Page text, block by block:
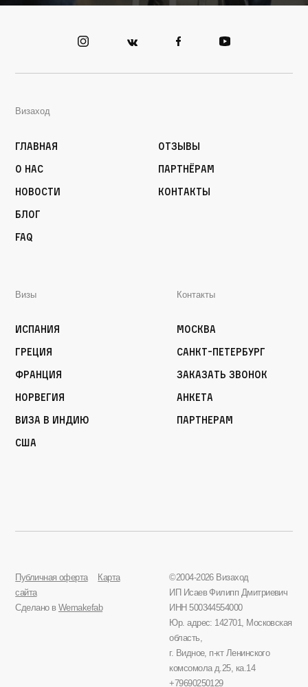
Визаход
Главная
О нас
Новости
Блог
FAQ
Отзывы
Партнёрам
Контакты
Визы
Испания
Греция
Франция
Норвегия
Виза в Индию
США
Контакты
Москва
Санкт-Петербург
Заказать звонок
Анкета
Партнерам
Публичная оферта
Карта
сайта
Сделано в Wemakefab
©2004-2026 Визаход
ИП Исаев Филипп Дмитриевич
ИНН 500344554000
Юр. адрес: 142701, Московская
область,
г. Видное, п-кт Ленинского
комсомола д.25, ка.14
+79690250129